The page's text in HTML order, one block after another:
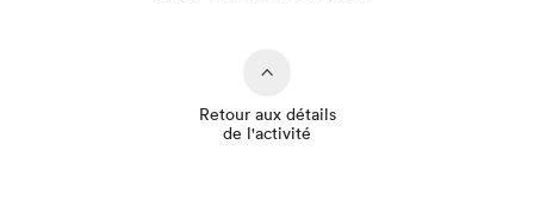
Retour aux détails
de l'activité